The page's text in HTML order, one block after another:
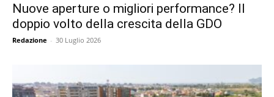
Nuove aperture o migliori performance? Il
doppio volto della crescita della GDO
Redazione - 30 Luglio 2026